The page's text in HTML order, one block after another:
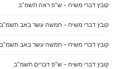
קובץ דברי משיח – ש"פ ראה תשמ"ב
קובץ דברי משיח – חמשה עשר באב
קובץ דברי משיח – חמשה עשר באב
קובץ דברי משיח – ש"פ דברים תשמ"ב